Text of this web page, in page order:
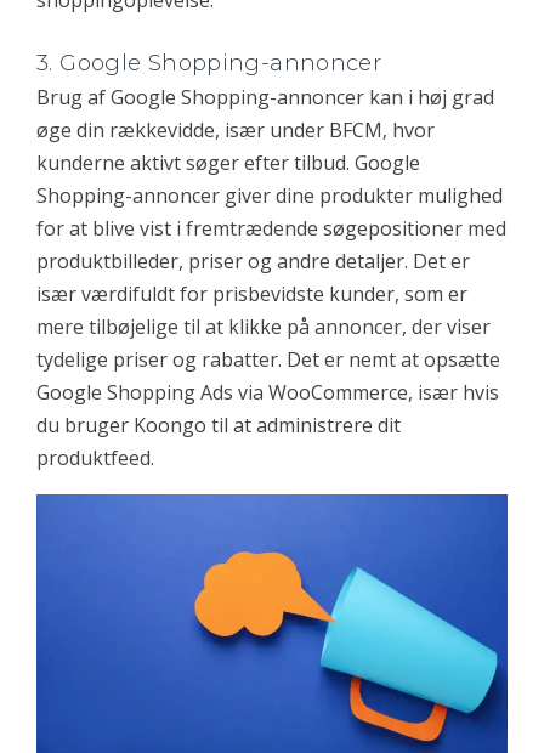
3. Google Shopping-annoncer
Brug af Google Shopping-annoncer kan i høj grad
øge din rækkevidde, især under BFCM, hvor
kunderne aktivt søger efter tilbud. Google
Shopping-annoncer giver dine produkter mulighed
for at blive vist i fremtrædende søgepositioner med
produktbilleder, priser og andre detaljer. Det er
især værdifuldt for prisbevidste kunder, som er
mere tilbøjelige til at klikke på annoncer, der viser
tydelige priser og rabatter. Det er nemt at opsætte
Google Shopping Ads via WooCommerce, især hvis
du bruger Koongo til at administrere dit
produktfeed.